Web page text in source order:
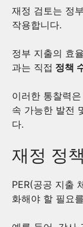
재정 검토는 정
작용합니다.
정부 지출의 효
과는 직접 정책
이러한 통찰력
속 가능한 발전
다.
재정 정
PER(공공 지출
화해야 할 필요